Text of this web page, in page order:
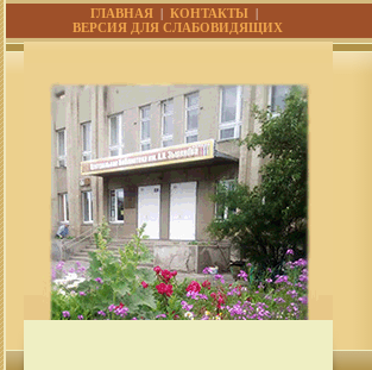
ГЛАВНАЯ |КОНТАКТЫ |
ВЕРСИЯ ДЛЯ СЛАБОВИДЯЩИХ